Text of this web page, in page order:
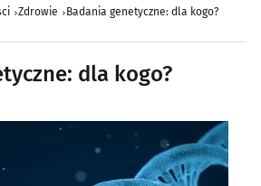
Zdrowie Badania genetyczne: dla kogo?
dla kogo?